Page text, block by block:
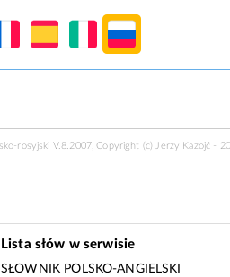
rosyjski V.8.2007, Copyright (c) Jerzy Kazojć -
Lista słów w serwisie
SŁOWNIK POLSKO-ANGIELSKI